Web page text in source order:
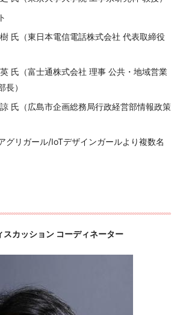
氏（東日本電信電話株式会社 代表取締役
氏 （富士通株式会社 理事 公共・地域営業
長）
氏（広島市企画総務局行政経営部情報政策
グリガール/IoTデザインガールより複数名
カッション コーディネーター